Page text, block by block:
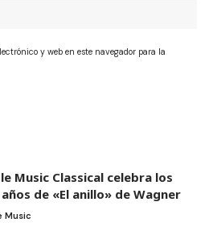
y web en este navegador para la
Music Classical celebra los
de «El anillo» de Wagner
Music